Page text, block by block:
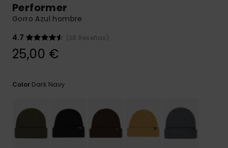
respuestas a
las preguntas
Consultar
las FAQ
Performer
Gorro Azul hombre
4.7
(38 Reseñas)
25,00 €
Color Dark Navy